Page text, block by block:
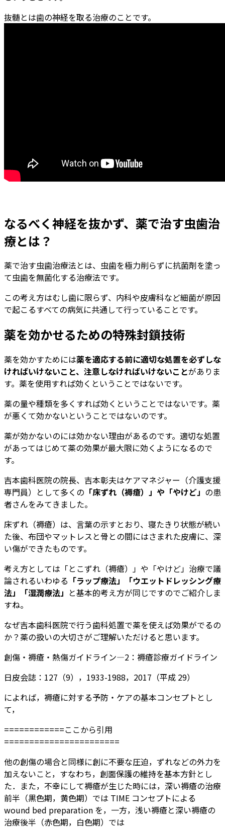
抜髄とは歯の神経を取る治療のことです。
なるべく神経を抜かず、薬で治す虫歯治
療とは？
薬で治す虫歯治療法とは、虫歯を極力削らずに抗菌剤を塗っ
て虫歯を無菌化する治療法です。
この考え方はむし歯に限らず、内科や皮膚科など細菌が原因
で起こるすべての病気に共通して行っていることです。
薬を効かせるための特殊封鎖技術
薬を効かすためには薬を適応する前に適切な処置を必ずしな
ければいけないこと、注意しなければいけないことがありま
す。薬を使用すれば効くということではないです。
薬の量や種類を多くすれば効くということではないです。薬
が悪くて効かないということではないのです。
薬が効かないのには効かない理由があるのです。適切な処置
があってはじめて薬の効果が最大限に効くようになるので
す。
吉本歯科医院の院長、吉本彰夫はケアマネジャー（介護支援
専門員）として多くの 「床ずれ（褥瘡）」や「やけど」 の患
者さんをみてきました。
床ずれ（褥瘡）は、言葉の示すとおり、寝たきり状態が続い
た後、布団やマットレスと骨との間にはさまれた皮膚に、深
い傷ができたものです。
考え方としては「とこずれ（褥瘡）」や「やけど」治療で議
論されるいわゆる 「ラップ療法」「ウエットドレッシング療
法」「湿潤療法」 と基本的考え方が同じですのでご紹介しま
すね。
なぜ吉本歯科医院で行う歯科処置で薬を使えば効果がでるの
か？薬の扱いの大切さがご理解いただけると思います。
創傷・褥瘡・熱傷ガイドライン―2：褥瘡診療ガイドライン
日皮会誌：127（9），1933-1988，2017（平成 29）
によれば，褥瘡に対する予防・ケアの基本コンセプトとし
て，
============ここから引用
=======================
他の創傷の場合と同様に創に不要な圧迫，ずれなどの外力を
加えないこと，すなわち，創面保護の維持を基本方針とし
た．また，不幸にして褥瘡が生じた時には，深い褥瘡の治療
前半（黒色期，黄色期）では TIME コンセプトによる
wound bed preparation を，一方，浅い褥瘡と深い褥瘡の
治療後半（赤色期，白色期）では